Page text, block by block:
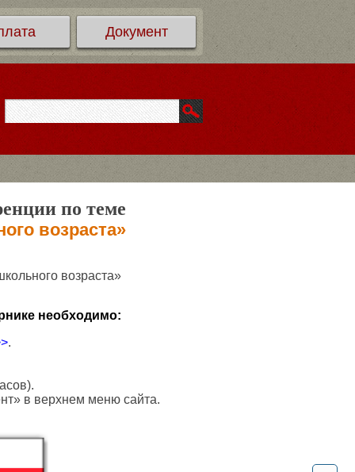
Документ
по теме
возраста»
возраста»
необходимо:
.
в верхнем меню сайта.